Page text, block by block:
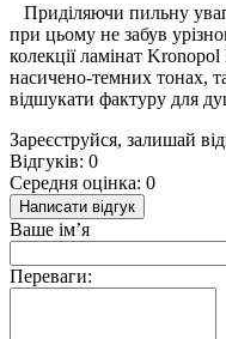
Приділяючи пильну
при цьому не забув
колекції ламінат
насичено-темних тонах,
відшукати фактуру для
Зареєструйся, залишай
Відгуків: 0
Середня оцінка: 0
Написати відгук
Ваше ім’я
Переваги: